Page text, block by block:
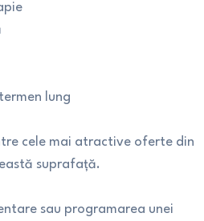
lung
cele mai atractive oferte din
suprafață.
sau programarea unei